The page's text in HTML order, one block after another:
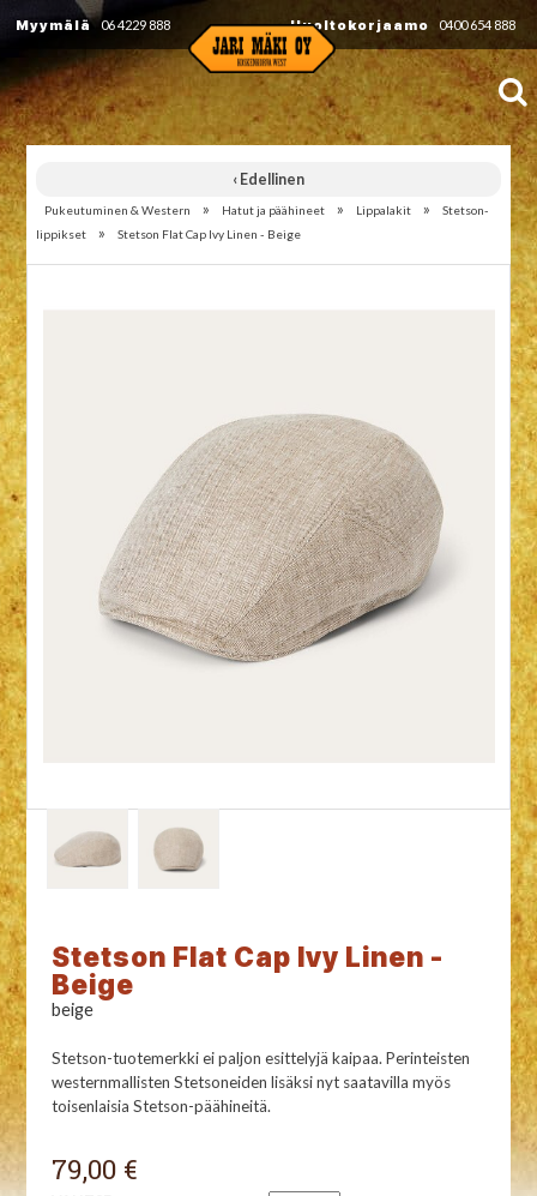
Myymälä 06 4229 888 Huoltokorjaamo 0400 654 888
‹ Edellinen
Pukeutuminen & Western » Hatut ja päähineet » Lippalakit »
Stetson-
lippikset
» Stetson Flat Cap Ivy Linen - Beige
Stetson Flat Cap Ivy Linen -
Beige
beige
Stetson-tuotemerkki ei paljon esittelyjä kaipaa. Perinteisten
westernmallisten Stetsoneiden lisäksi nyt saatavilla myös
toisenlaisia Stetson-päähineitä.
79,00 €